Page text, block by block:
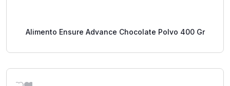
Alimento Ensure Advance Chocolate Polvo 400 Gr